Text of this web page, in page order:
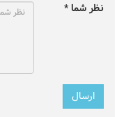
نظر شما *